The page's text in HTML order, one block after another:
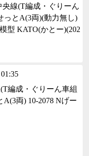
央線(T編成・ぐりーん
っとA(3両)(動力無し)
型 KATO(かとー)(202
編成・ぐりーん車組
A(3両) 10-2078 Nげー